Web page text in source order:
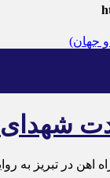
و جهان)
شهدای
اهن در تبریز به